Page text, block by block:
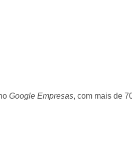
Google Empresas, com mais de